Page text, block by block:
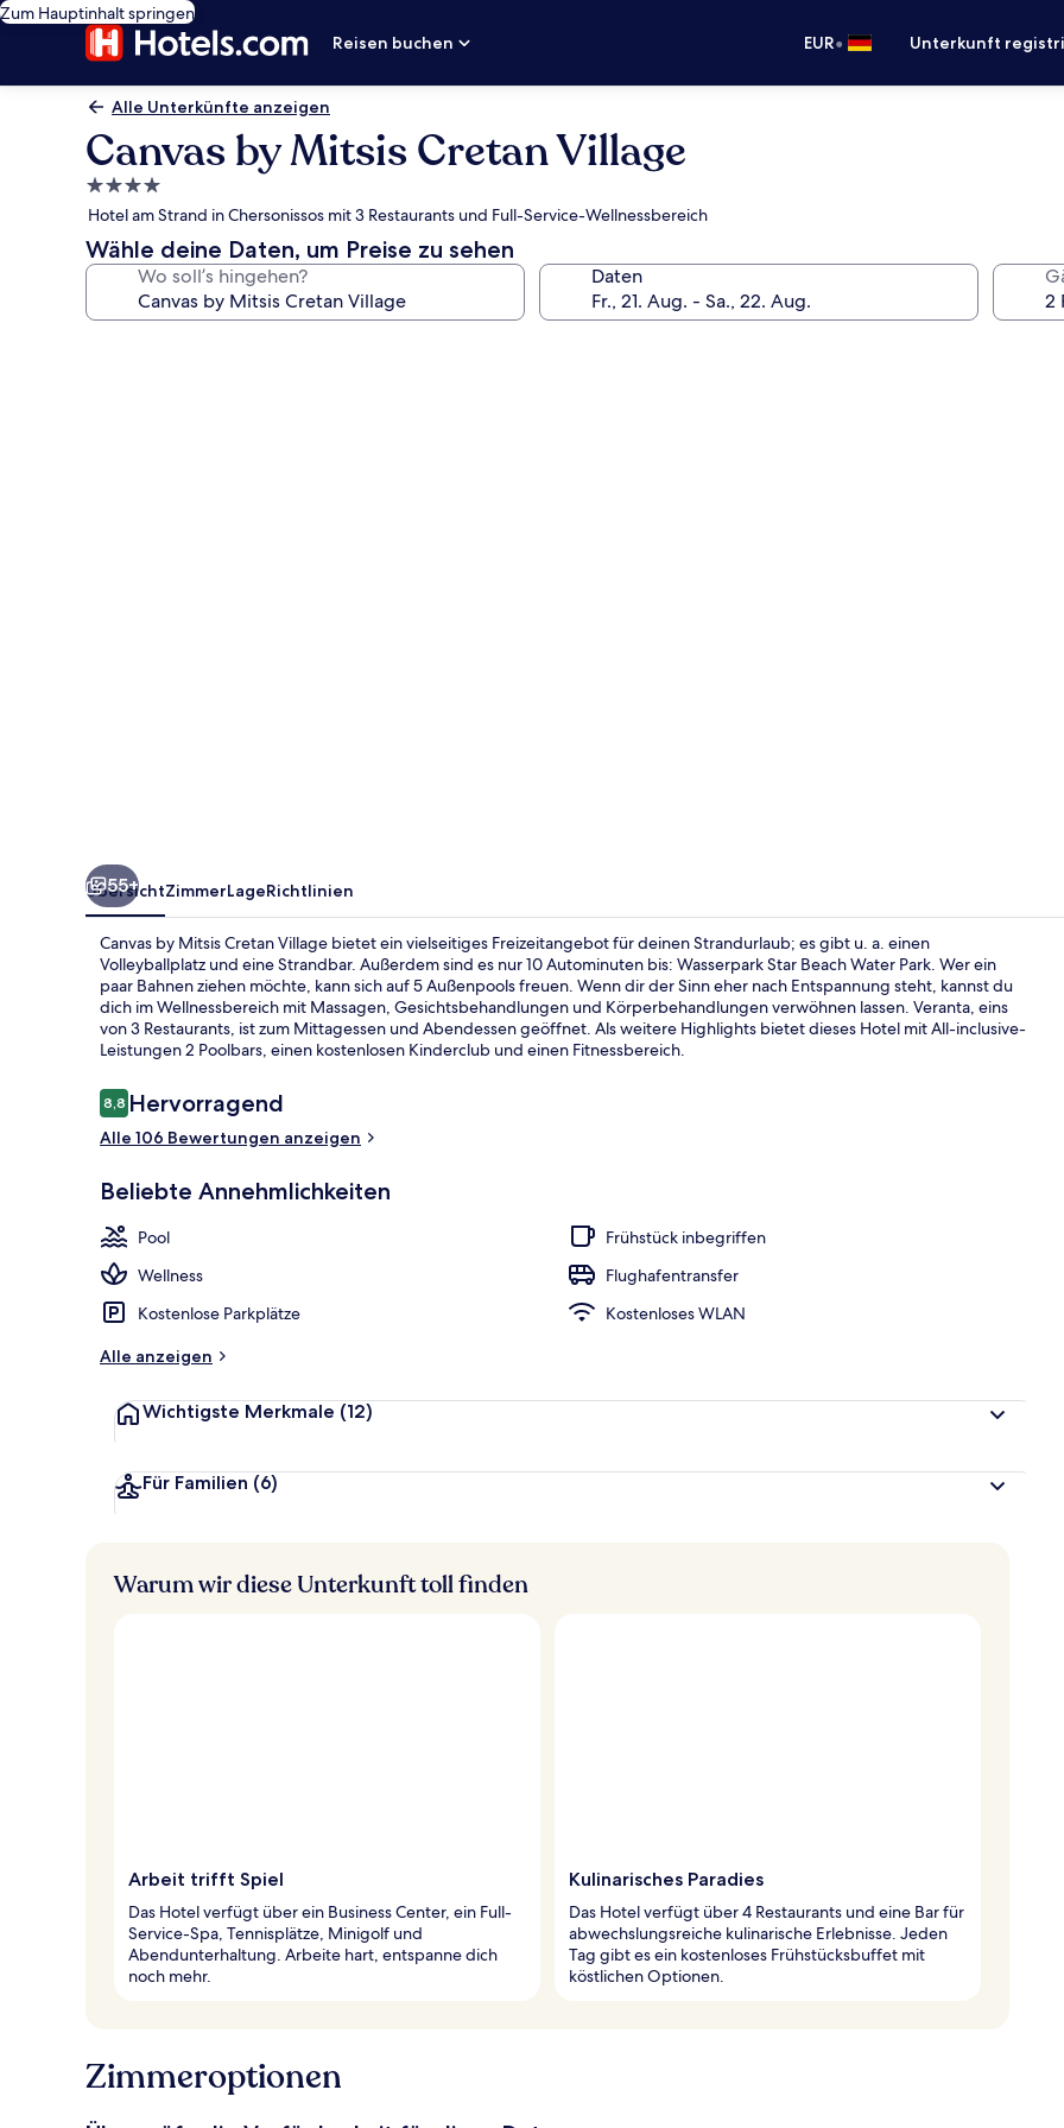
Zum Hauptinhalt springen
Reisen buchen
EUR• Unterkunft
Alle Unterkünfte anzeigen
Canvas by Mitsis Cretan Village
4.0-
Sterne-
Unterkunft
Hotel am Strand in Chersonissos mit 3 Restaurants und Full-Service-Wellnessbereich
Wähle deine Daten, um Preise zu sehen
Wo soll’s hingehen? Daten
5 Außenpools
55+
ÜbersichtZimmerLageRichtlinien
Canvas by Mitsis Cretan Village bietet ein vielseitiges Freizeitangebot für deinen Strandurlaub; es gibt u. a. einen
Volleyballplatz und eine Strandbar. Außerdem sind es nur 10 Autominuten bis: Wasserpark Star Beach Water Park. Wer ein
paar Bahnen ziehen möchte, kann sich auf 5 Außenpools freuen. Wenn dir der Sinn eher nach Entspannung steht, kannst du
dich im Wellnessbereich mit Massagen, Gesichtsbehandlungen und Körperbehandlungen verwöhnen lassen. Veranta, eins
von 3 Restaurants, ist zum Mittagessen und Abendessen geöffnet. Als weitere Highlights bietet dieses Hotel mit All-inclusive-
Leistungen 2 Poolbars, einen kostenlosen Kinderclub und einen Fitnessbereich.
Bewertungen
8,88,8 von 10.
Hervorragend
Alle 106 Bewertungen anzeigen
Beliebte Annehmlichkeiten
Pool
Frühstück inbegriffen
Wellness
Flughafentransfer
Kostenlose Parkplätze
Kostenloses WLAN
Alle anzeigen
Wichtigste Merkmale (12)
Für Familien (6)
Warum wir diese Unterkunft toll finden
Arbeit trifft Spiel
Das Hotel verfügt über ein Business Center, ein Full-
Service-Spa, Tennisplätze, Minigolf und
Abendunterhaltung. Arbeite hart, entspanne dich
noch mehr.
Kulinarisches Paradies
Das Hotel verfügt über 4 Restaurants und eine Bar für
abwechslungsreiche kulinarische Erlebnisse. Jeden
Tag gibt es ein kostenloses Frühstücksbuffet mit
köstlichen Optionen.
Zimmeroptionen